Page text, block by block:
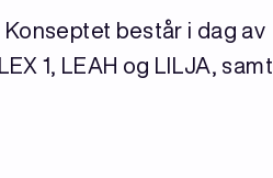
Konseptet består i dag av
1, LEAH og LILJA, samt